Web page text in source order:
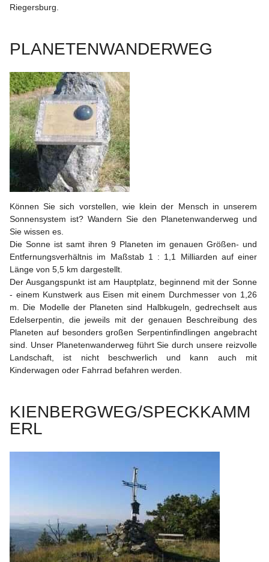
Riegersburg.
PLANETENWANDERWEG
Können Sie sich vorstellen, wie klein der Mensch in unserem
Sonnensystem ist? Wandern Sie den Planetenwanderweg und
Sie wissen es.
Die Sonne ist samt ihren 9 Planeten im genauen Größen- und
Entfernungsverhältnis im Maßstab 1 : 1,1 Milliarden auf einer
Länge von 5,5 km dargestellt.
Der Ausgangspunkt ist am Hauptplatz, beginnend mit der Sonne
- einem Kunstwerk aus Eisen mit einem Durchmesser von 1,26
m. Die Modelle der Planeten sind Halbkugeln, gedrechselt aus
Edelserpentin, die jeweils mit der genauen Beschreibung des
Planeten auf besonders großen Serpentinfindlingen angebracht
sind. Unser Planetenwanderweg führt Sie durch unsere reizvolle
Landschaft, ist nicht beschwerlich und kann auch mit
Kinderwagen oder Fahrrad befahren werden.
KIENBERGWEG/SPECKKAMM
ERL